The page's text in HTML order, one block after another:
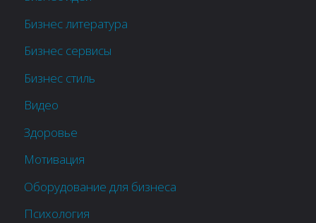
Бизнес литература
Бизнес сервисы
Бизнес стиль
Видео
Здоровье
Мотивация
Оборудование для бизнеса
Психология